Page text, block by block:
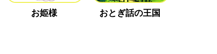
お姫様 おとぎ話の王国